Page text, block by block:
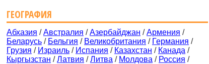
ГЕОГРАФИЯ
Абхазия /Австралия /Азербайджан /Армения /
Беларусь / Бельгия / Великобритания / Германия /
Грузия / Израиль / Испания / Казахстан / Канада /
Кыргызстан /Латвия /Литва / Молдова / Россия /